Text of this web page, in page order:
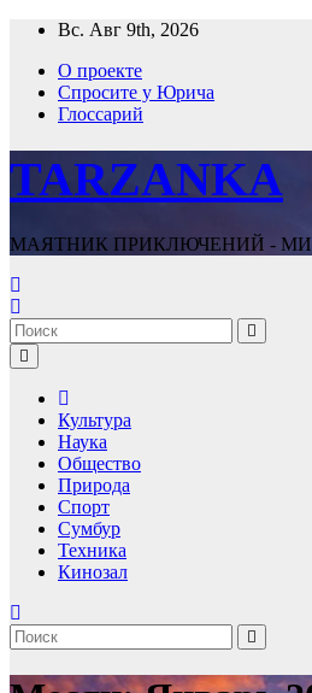
Перейти
содержимому
Вс. Авг 9th, 2026
О проекте
Спросите у Юрича
Глоссарий
TARZANKA
МАЯТНИК ПРИКЛЮЧЕНИЙ -
Культура
Наука
Общество
Природа
Спорт
Сумбур
Техника
Кинозал